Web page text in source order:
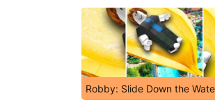
Robby: Slide Down the